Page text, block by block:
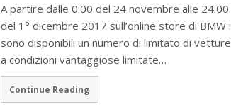
A partire dalle 0:00 del 24 novembre alle 24:00
del 1° dicembre 2017 sull’online store di BMW i
sono disponibili un numero di limitato di vetture
a condizioni vantaggiose limitate…
Continue Reading